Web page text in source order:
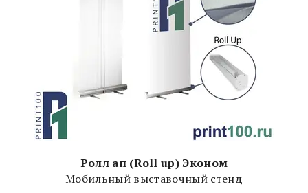
Ролл ап (Roll up) Эконом
Мобильный выставочный стенд